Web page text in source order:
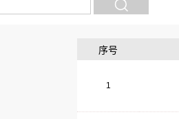
序号
1